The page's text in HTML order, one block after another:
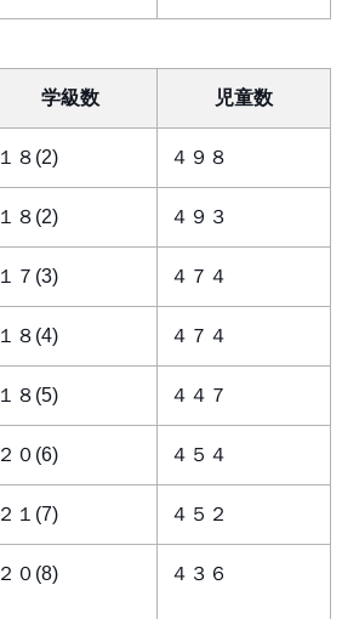
学級数 児童数
１８(2) ４９８
１８(2) ４９３
１７(3) ４７４
１８(4) ４７４
１８(5) ４４７
２０(6) ４５４
２１(7) ４５２
２０(8) ４３６